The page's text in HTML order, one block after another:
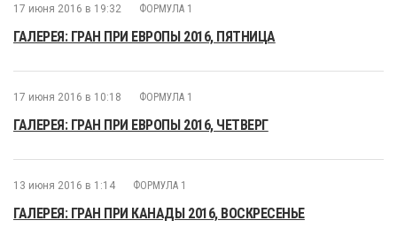
17 июня 2016 в 19:32 ФОРМУЛА 1
ГАЛЕРЕЯ: ГРАН ПРИ ЕВРОПЫ 2016, ПЯТНИЦА
17 июня 2016 в 10:18 ФОРМУЛА 1
ГАЛЕРЕЯ: ГРАН ПРИ ЕВРОПЫ 2016, ЧЕТВЕРГ
13 июня 2016 в 1:14 ФОРМУЛА 1
ГАЛЕРЕЯ: ГРАН ПРИ КАНАДЫ 2016, ВОСКРЕСЕНЬЕ